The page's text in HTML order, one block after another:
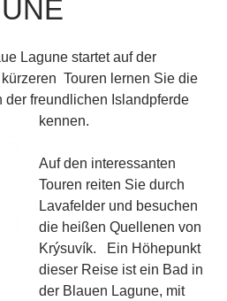
Lagune startet auf der
Touren lernen Sie die
der freundlichen Islandpferde
kennen.
Auf den interessanten
Touren reiten Sie durch
Lavafelder und besuchen
die heißen Quellenen von
Krýsuvík. Ein Höhepunkt
dieser Reise ist ein Bad in
der Blauen Lagune, mit